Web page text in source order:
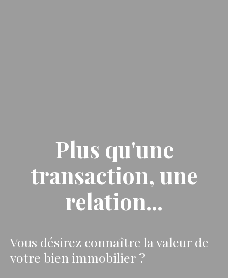
Plus qu'une
transaction, une
relation...
Vous désirez connaître la valeur de
votre bien immobilier ?